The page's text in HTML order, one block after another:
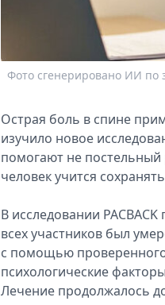
Фото сгенерировано ИИ по
Острая боль в спине
изучило новое
помогают не
человек учится
В исследовании
всех участников был
с помощью
психологические
Лечение продолжалось